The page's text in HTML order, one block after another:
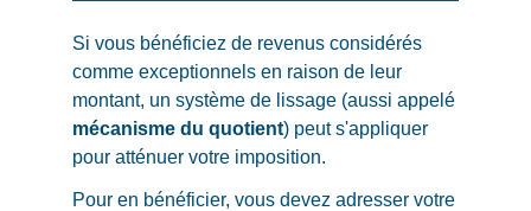
Si vous bénéficiez de revenus considérés
comme exceptionnels en raison de leur
montant, un système de lissage (aussi appelé
mécanisme du quotient) peut s'appliquer
pour atténuer votre imposition.
Pour en bénéficier, vous devez adresser votre